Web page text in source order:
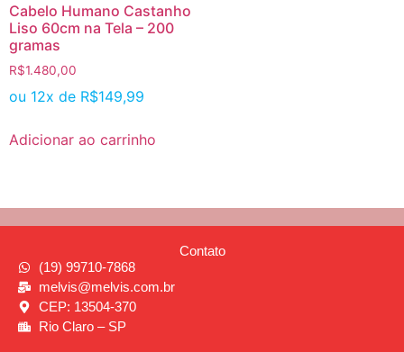
Cabelo Humano Castanho
Liso 60cm na Tela – 200
gramas
R$1.480,00
ou 12x de R$149,99
Adicionar ao carrinho
Contato
(19) 99710-7868
melvis@melvis.com.br
CEP: 13504-370
Rio Claro – SP